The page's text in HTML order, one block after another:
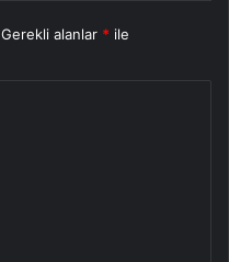
Gerekli alanlar * ile